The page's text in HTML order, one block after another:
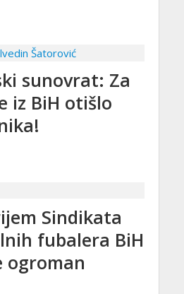
sunovrat: Za
iz BiH otišlo
Sindikata
fubalera BiH
ogroman